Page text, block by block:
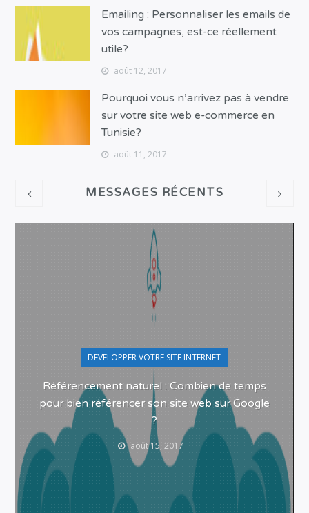
Emailing : Personnaliser les emails de
vos campagnes, est-ce réellement
utile?
août 12, 2017
Pourquoi vous n’arrivez pas à vendre
sur votre site web e-commerce en
Tunisie?
août 11, 2017
MESSAGES RÉCENTS
DEVELOPPER VOTRE SITE INTERNET
Référencement naturel : Combien de temps
pour bien référencer son site web sur Google
?
août 15, 2017